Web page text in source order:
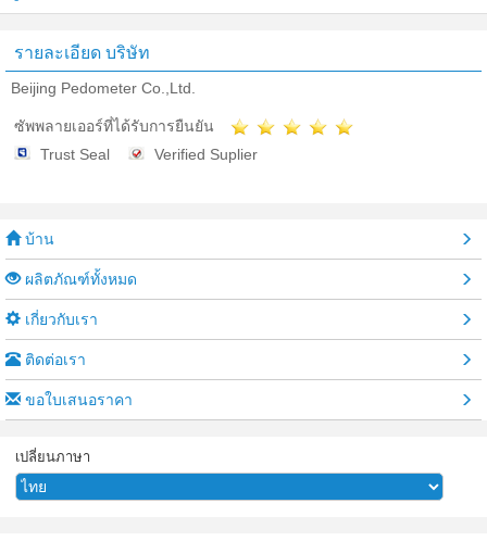
รายละเอียด บริษัท
Beijing Pedometer Co.,Ltd.
ซัพพลายเออร์ที่ได้รับการยืนยัน
Trust Seal
Verified Suplier
บ้าน
ผลิตภัณฑ์ทั้งหมด
เกี่ยวกับเรา
ติดต่อเรา
ขอใบเสนอราคา
เปลี่ยนภาษา